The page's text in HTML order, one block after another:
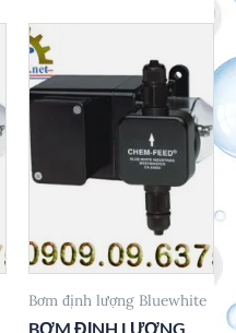
Bơm định lượng Bluewhite
BƠM ĐỊNH LƯỢNG